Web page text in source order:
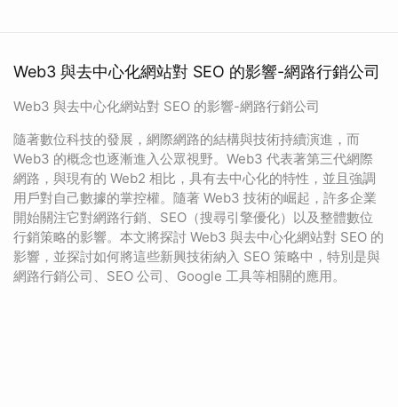
Web3 與去中心化網站對 SEO 的影響-網路行銷公司
Web3 與去中心化網站對 SEO 的影響-網路行銷公司
隨著數位科技的發展，網際網路的結構與技術持續演進，而
Web3 的概念也逐漸進入公眾視野。Web3 代表著第三代網際
網路，與現有的 Web2 相比，具有去中心化的特性，並且強調
用戶對自己數據的掌控權。隨著 Web3 技術的崛起，許多企業
開始關注它對網路行銷、SEO（搜尋引擎優化）以及整體數位
行銷策略的影響。本文將探討 Web3 與去中心化網站對 SEO 的
影響，並探討如何將這些新興技術納入 SEO 策略中，特別是與
網路行銷公司、SEO 公司、Google 工具等相關的應用。